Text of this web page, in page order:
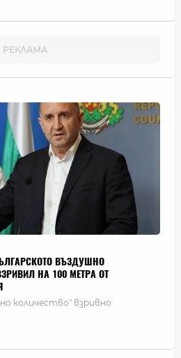
ВЪЗДУШНО
НА 100 МЕТРА ОТ
количество" взривно